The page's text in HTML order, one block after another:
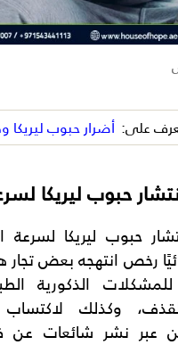
على:أضرار حبوب ليريكا
حبوب ليريكا
حبوب ليريكا
رخص انتهجه بعض تجار
للمشكلات الذكورية
وكذلك
عبر نشر شائعات عن